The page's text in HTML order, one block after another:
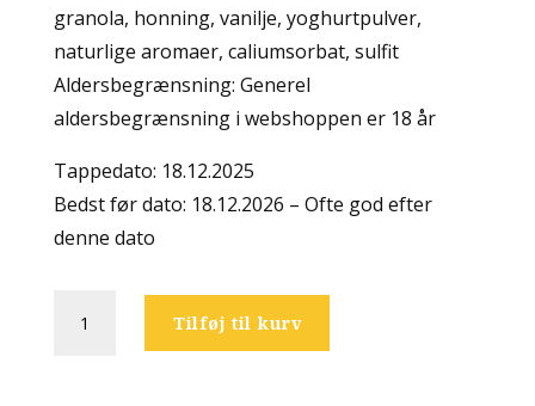
granola, honning, vanilje, yoghurtpulver,
naturlige aromaer, caliumsorbat, sulfit
Aldersbegrænsning: Generel
aldersbegrænsning i webshoppen er 18 år
Tappedato: 18.12.2025
Bedst før dato: 18.12.2026 – Ofte god efter
denne dato
Tilføj til kurv